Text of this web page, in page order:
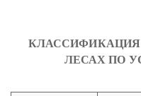
ЛЕСАХ ПО